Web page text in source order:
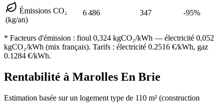
Émissions CO₂
(kg/an)
6 486 347 -95%
* Facteurs d'émission : fioul 0,324 kgCO₂/kWh — électricité 0,052
kgCO₂/kWh (mix français). Tarifs : électricité 0.2516 €/kWh, gaz
0.1284 €/kWh.
Rentabilité à Marolles En Brie
Estimation basée sur un logement type de 110 m² (construction